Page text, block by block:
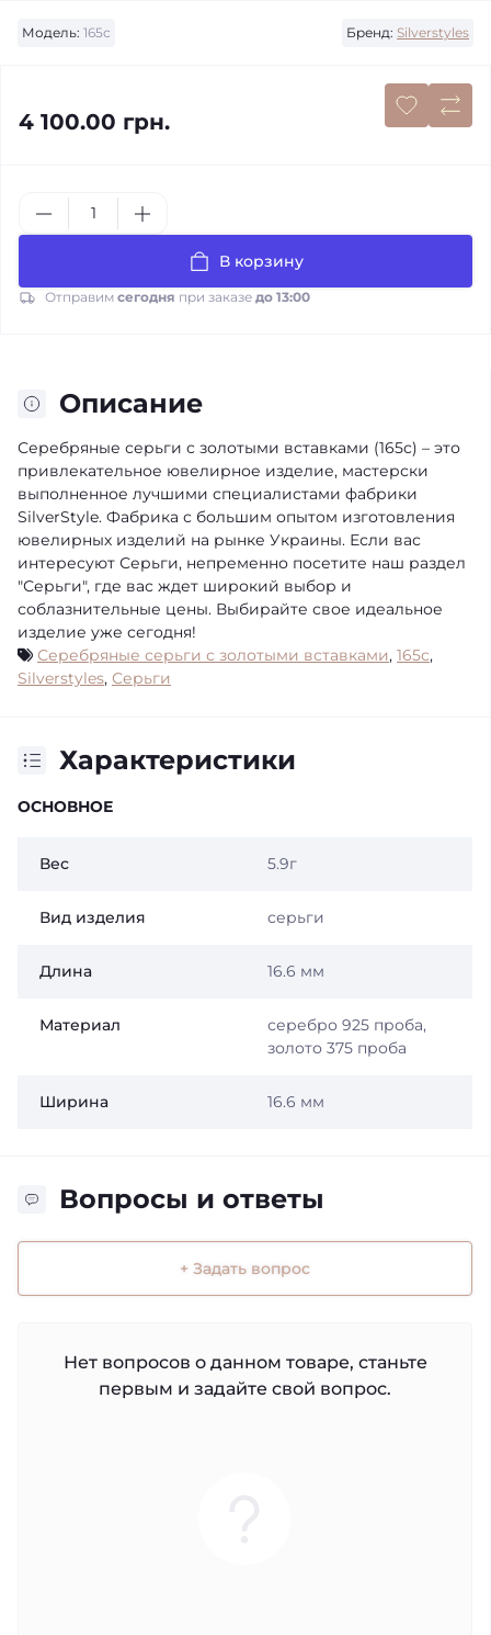
Модель: 165с Бренд: Silverstyles
4 100.00 грн.
В корзину
Отправим сегодня при заказе до 13:00
Описание
Серебряные серьги с золотыми вставками (165с) – это
привлекательное ювелирное изделие, мастерски
выполненное лучшими специалистами фабрики
SilverStyle. Фабрика с большим опытом изготовления
ювелирных изделий на рынке Украины. Если вас
интересуют Серьги, непременно посетите наш раздел
"Серьги", где вас ждет широкий выбор и
соблазнительные цены. Выбирайте свое идеальное
изделие уже сегодня!
Серебряные серьги с золотыми вставками, 165с,
Silverstyles, Серьги
Характеристики
ОСНОВНОЕ
Вес 5.9г
Вид изделия серьги
Длина 16.6 мм
Материал
серебро 925 проба,
золото 375 проба
Ширина 16.6 мм
Вопросы и ответы
+ Задать вопрос
Нет вопросов о данном товаре, станьте
первым и задайте свой вопрос.